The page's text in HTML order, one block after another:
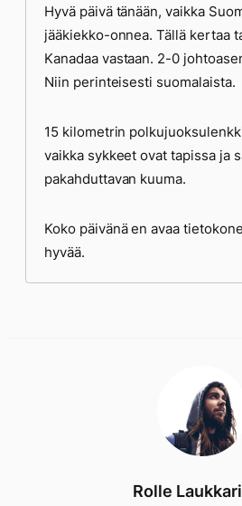
Hyvä päivä tänään, vaikka
jääkiekko-onnea. Tällä kertaa
Kanadaa vastaan. 2-0
Niin perinteisesti suomalaista.
15 kilometrin
vaikka sykkeet ovat tapissa ja
pakahduttavan kuuma.
Koko päivänä en avaa
hyvää.
Rolle